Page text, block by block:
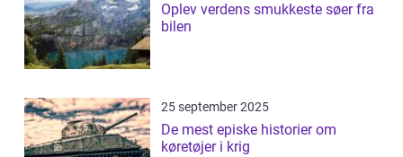
Oplev verdens smukkeste søer fra
bilen
25 september 2025
De mest episke historier om
køretøjer i krig